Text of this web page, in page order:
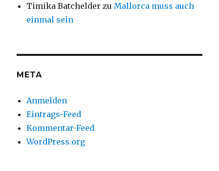
Timika Batchelder zu Mallorca muss auch
einmal sein
META
Anmelden
Eintrags-Feed
Kommentar-Feed
WordPress.org